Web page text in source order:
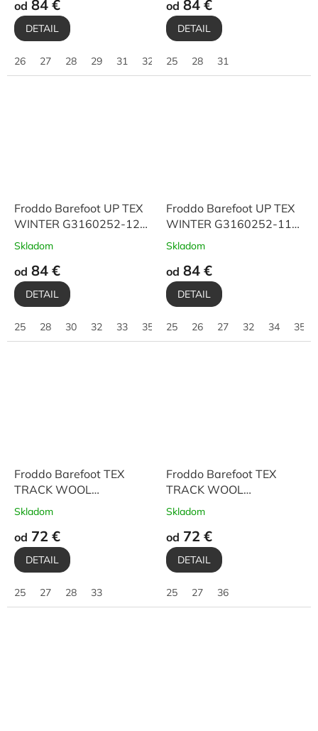
od 84 €
DETAIL
26 27 28 29 31 32 34 36 39
od 84 €
DETAIL
25 28 31
Froddo Barefoot UP TEX
WINTER G3160252-12
Black
Skladom
od 84 €
DETAIL
25 28 30 32 33 35
Froddo Barefoot UP TEX
WINTER G3160252-11
Stars
Skladom
od 84 €
DETAIL
25 26 27 32 34 35
Froddo Barefoot TEX
TRACK WOOL
G3160251-6 Bordeaux
Skladom
od 72 €
DETAIL
25 27 28 33
Froddo Barefoot TEX
TRACK WOOL
G3160251-2 Olive
Skladom
od 72 €
DETAIL
25 27 36